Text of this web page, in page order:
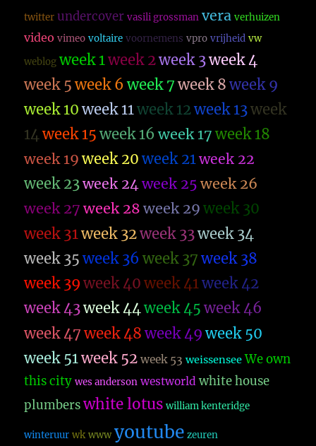
twitter undercover vasili grossman vera verhuizen
video vimeo voltaire voornemens vpro vrijheid vw
weblog week 1week 2week 3week 4
week 5 week 6 week 7 week 8 week 9
week 10 week 11week 12week 13week
14week 15 week 16 week 17 week 18
week 19 week 20 week 21week 22
week 23week 24week 25 week 26
week 27 week 28 week 29 week 30
week 31week 32week 33week 34
week 35 week 36 week 37 week 38
week 39 week 40 week 41week 42
week 43week 44week 45 week 46
week 47 week 48 week 49 week 50
week 51week 52 week 53 weissensee We own
this city wes anderson westworld white house
plumbers white lotus william kenteridge
winteruur wk www youtube zeuren